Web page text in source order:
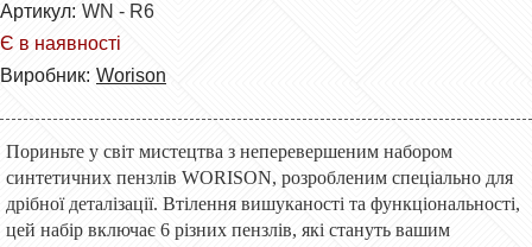
Артикул: WN - R6
Є в наявності
Виробник: Worison
Пориньте у світ мистецтва з неперевершеним набором
синтетичних пензлів WORISON, розробленим спеціально для
дрібної деталізації. Втілення вишуканості та функціональності,
цей набір включає 6 різних пензлів, які стануть вашим